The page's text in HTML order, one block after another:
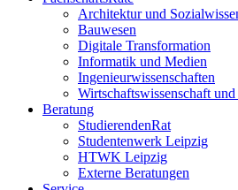
Architektur und
Bauwesen
Digitale Transformation
Informatik und Medien
Ingenieurwissenschaften
Wirtschaftswissenschaft
Beratung
StudierendenRat
Studentenwerk Leipzig
HTWK Leipzig
Externe Beratungen